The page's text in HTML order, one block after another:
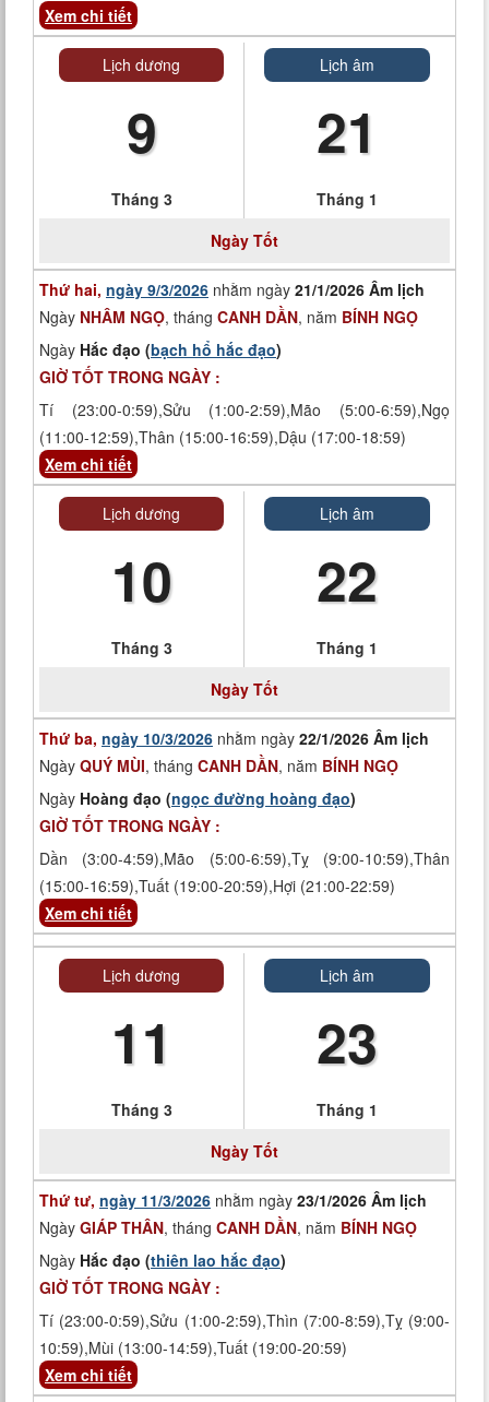
Xem chi tiết
Lịch dương
9
Tháng 3
Lịch âm
21
Tháng 1
Ngày Tốt
Thứ hai, ngày 9/3/2026 nhằm ngày 21/1/2026 Âm lịch
Ngày NHÂM NGỌ, tháng CANH DẦN, năm BÍNH NGỌ
Ngày Hắc đạo (bạch hổ hắc đạo)
GIỜ TỐT TRONG NGÀY :
Tí (23:00-0:59),Sửu (1:00-2:59),Mão (5:00-6:59),Ngọ
(11:00-12:59),Thân (15:00-16:59),Dậu (17:00-18:59)
Xem chi tiết
Lịch dương
10
Tháng 3
Lịch âm
22
Tháng 1
Ngày Tốt
Thứ ba, ngày 10/3/2026 nhằm ngày 22/1/2026 Âm lịch
Ngày QUÝ MÙI, tháng CANH DẦN, năm BÍNH NGỌ
Ngày Hoàng đạo (ngọc đường hoàng đạo)
GIỜ TỐT TRONG NGÀY :
Dần (3:00-4:59),Mão (5:00-6:59),Tỵ (9:00-10:59),Thân
(15:00-16:59),Tuất (19:00-20:59),Hợi (21:00-22:59)
Xem chi tiết
Lịch dương
11
Tháng 3
Lịch âm
23
Tháng 1
Ngày Tốt
Thứ tư, ngày 11/3/2026 nhằm ngày 23/1/2026 Âm lịch
Ngày GIÁP THÂN, tháng CANH DẦN, năm BÍNH NGỌ
Ngày Hắc đạo (thiên lao hắc đạo)
GIỜ TỐT TRONG NGÀY :
Tí (23:00-0:59),Sửu (1:00-2:59),Thìn (7:00-8:59),Tỵ (9:00-
10:59),Mùi (13:00-14:59),Tuất (19:00-20:59)
Xem chi tiết